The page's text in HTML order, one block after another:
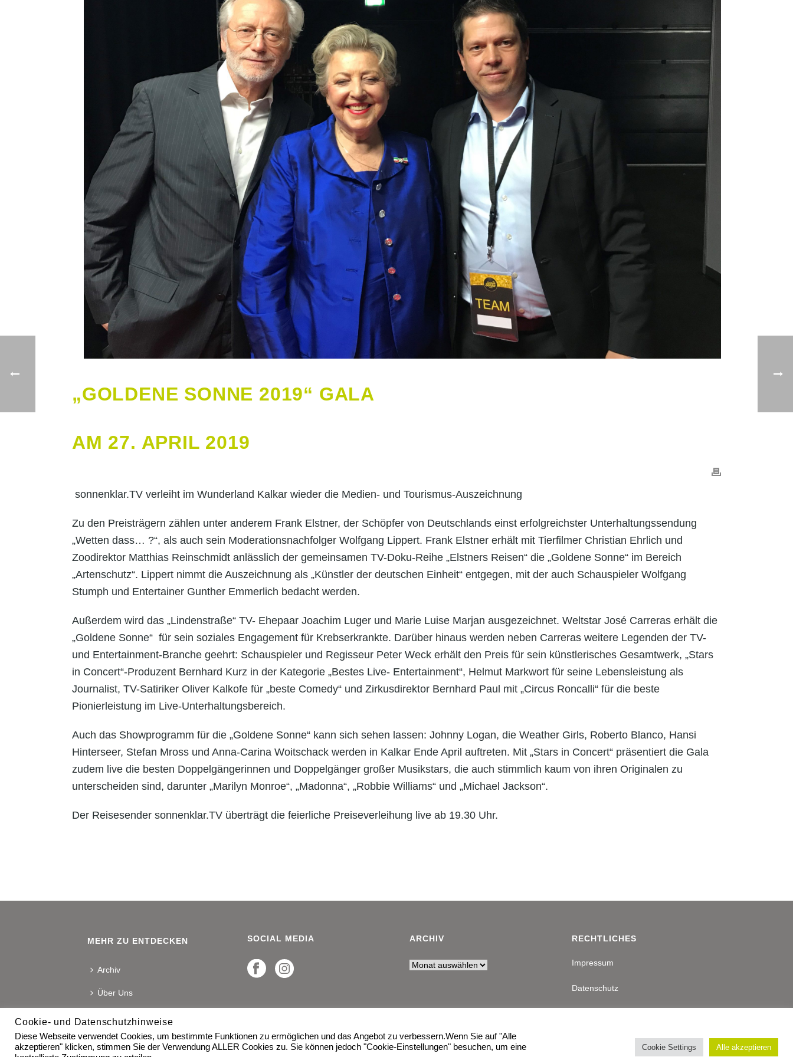
„GOLDENE SONNE 2019“ GALA
AM 27. APRIL 2019
sonnenklar.TV verleiht im Wunderland Kalkar wieder die Medien- und Tourismus-Auszeichnung
Zu den Preisträgern zählen unter anderem Frank Elstner, der Schöpfer von Deutschlands einst erfolgreichster Unterhaltungssendung
„Wetten dass… ?“, als auch sein Moderationsnachfolger Wolfgang Lippert. Frank Elstner erhält mit Tierfilmer Christian Ehrlich und
Zoodirektor Matthias Reinschmidt anlässlich der gemeinsamen TV-Doku-Reihe „Elstners Reisen“ die „Goldene Sonne“ im Bereich
„Artenschutz“. Lippert nimmt die Auszeichnung als „Künstler der deutschen Einheit“ entgegen, mit der auch Schauspieler Wolfgang
Stumph und Entertainer Gunther Emmerlich bedacht werden.
Außerdem wird das „Lindenstraße“ TV- Ehepaar Joachim Luger und Marie Luise Marjan ausgezeichnet. Weltstar José Carreras erhält die
„Goldene Sonne“ für sein soziales Engagement für Krebserkrankte. Darüber hinaus werden neben Carreras weitere Legenden der TV-
und Entertainment-Branche geehrt: Schauspieler und Regisseur Peter Weck erhält den Preis für sein künstlerisches Gesamtwerk, „Stars
in Concert“-Produzent Bernhard Kurz in der Kategorie „Bestes Live- Entertainment“, Helmut Markwort für seine Lebensleistung als
Journalist, TV-Satiriker Oliver Kalkofe für „beste Comedy“ und Zirkusdirektor Bernhard Paul mit „Circus Roncalli“ für die beste
Pionierleistung im Live-Unterhaltungsbereich.
Auch das Showprogramm für die „Goldene Sonne“ kann sich sehen lassen: Johnny Logan, die Weather Girls, Roberto Blanco, Hansi
Hinterseer, Stefan Mross und Anna-Carina Woitschack werden in Kalkar Ende April auftreten. Mit „Stars in Concert“ präsentiert die Gala
zudem live die besten Doppelgängerinnen und Doppelgänger großer Musikstars, die auch stimmlich kaum von ihren Originalen zu
unterscheiden sind, darunter „Marilyn Monroe“, „Madonna“, „Robbie Williams“ und „Michael Jackson“.
Der Reisesender sonnenklar.TV überträgt die feierliche Preiseverleihung live ab 19.30 Uhr.
MEHR ZU ENTDECKEN
Archiv
Über Uns
SOCIAL MEDIA ARCHIV RECHTLICHES
Impressum
Datenschutz
Cookie- und Datenschutzhinweise
Diese Webseite verwendet Cookies, um bestimmte Funktionen zu ermöglichen und das Angebot zu verbessern.Wenn Sie auf "Alle
akzeptieren" klicken, stimmen Sie der Verwendung ALLER Cookies zu. Sie können jedoch "Cookie-Einstellungen" besuchen, um eine
Cookie Settings Alle akzeptieren